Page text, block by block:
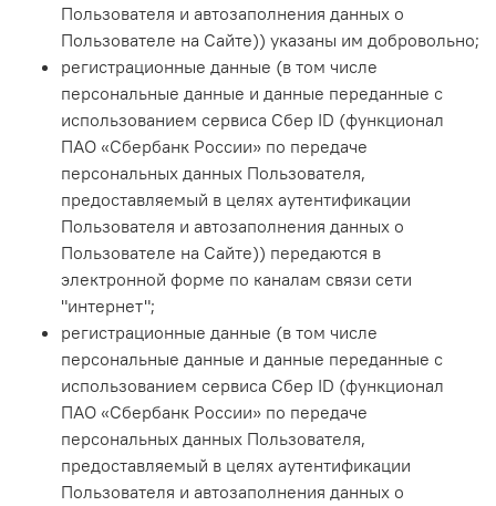
Пользователя и автозаполнения данных о
Пользователе на Сайте)) указаны им добровольно;
регистрационные данные (в том числе
персональные данные и данные переданные с
использованием сервиса Сбер ID (функционал
ПАО «Сбербанк России» по передаче
персональных данных Пользователя,
предоставляемый в целях аутентификации
Пользователя и автозаполнения данных о
Пользователе на Сайте)) передаются в
электронной форме по каналам связи сети
"интернет";
регистрационные данные (в том числе
персональные данные и данные переданные с
использованием сервиса Сбер ID (функционал
ПАО «Сбербанк России» по передаче
персональных данных Пользователя,
предоставляемый в целях аутентификации
Пользователя и автозаполнения данных о